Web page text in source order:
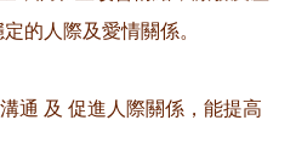
的人際及愛情關係。
通 及 促進人際關係，能提高